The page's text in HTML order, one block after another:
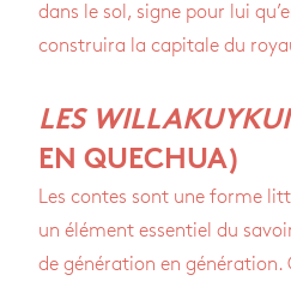
dans le sol, signe pour lui
construira la capi­tale du
LES
EN QUECHUA)
Les contes sont une forme
un élé­ment essen­tiel du
de géné­ra­tion en géné­ra­tion.